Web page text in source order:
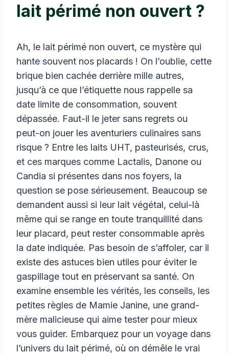
lait périmé non ouvert ?
Ah, le lait périmé non ouvert, ce mystère qui
hante souvent nos placards ! On l’oublie, cette
brique bien cachée derrière mille autres,
jusqu’à ce que l’étiquette nous rappelle sa
date limite de consommation, souvent
dépassée. Faut-il le jeter sans regrets ou
peut-on jouer les aventuriers culinaires sans
risque ? Entre les laits UHT, pasteurisés, crus,
et ces marques comme Lactalis, Danone ou
Candia si présentes dans nos foyers, la
question se pose sérieusement. Beaucoup se
demandent aussi si leur lait végétal, celui-là
même qui se range en toute tranquillité dans
leur placard, peut rester consommable après
la date indiquée. Pas besoin de s’affoler, car il
existe des astuces bien utiles pour éviter le
gaspillage tout en préservant sa santé. On
examine ensemble les vérités, les conseils, les
petites règles de Mamie Janine, une grand-
mère malicieuse qui aime tester pour mieux
vous guider. Embarquez pour un voyage dans
l’univers du lait périmé, où on démêle le vrai